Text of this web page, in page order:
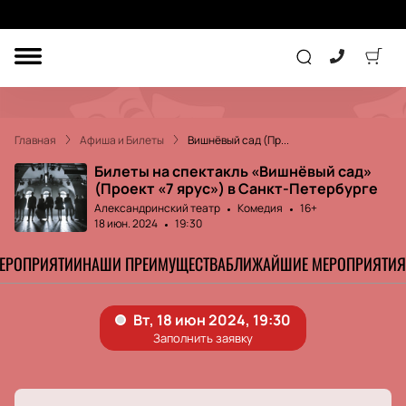
ДРУГОЕ
ПОДАРОЧНЫЕ
СЕРТИФИКАТЫ
Комедия
Главная Афиша и Билеты Вишнёвый сад (Пр...
Билеты на спектакль «Вишнёвый сад»
(Проект «7 ярус») в Санкт-Петербурге
Александринский театр Комедия
16+
18 июн. 2024
19:30
НАШИ ПРЕИМУЩЕСТВАБЛИЖАЙШИЕ МЕРОПРИЯТИЯ